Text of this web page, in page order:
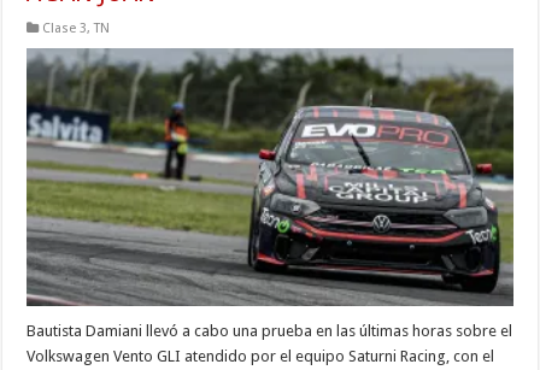
Clase 3,TN
Bautista Damiani llevó a cabo una prueba en las últimas horas sobre el
Volkswagen Vento GLI atendido por el equipo Saturni Racing, con el